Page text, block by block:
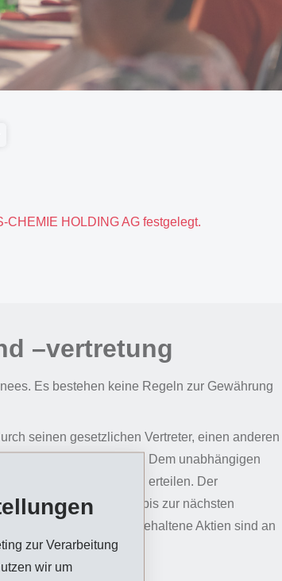
zur Verarbeitung
wir um
CHEMIE HOLDING AG festgelegt.
–vertretung
Es bestehen keine Regeln zur Gewährung
seinen gesetzlichen Vertreter, einen anderen
vertreten lassen. Dem unabhängigen
und Weisungen erteilen. Der
für eine Amtsdauer bis zur nächsten
Vom Unternehmen gehaltene Aktien sind an
Dividende.